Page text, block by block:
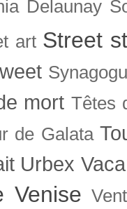
Delaunay
art Street
mort Têtes
de Galata
Urbex
Venise